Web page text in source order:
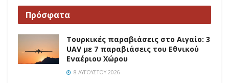
Πρόσφατα
Τουρκικές παραβιάσεις στο Αιγαίο: 3
UAV με 7 παραβιάσεις του Εθνικού
Εναέριου Χώρου
8 ΑΥΓΟΎΣΤΟΥ 2026